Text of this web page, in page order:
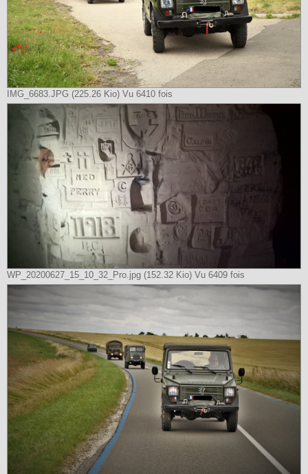
IMG_6683.JPG (225.26 Kio) Vu 6410 fois
WP_20200627_15_10_32_Pro.jpg (152.32 Kio) Vu 6409 fois